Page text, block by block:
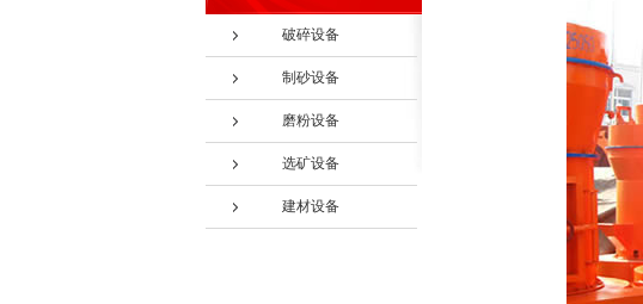
破碎设备
制砂设备
磨粉设备
选矿设备
建材设备